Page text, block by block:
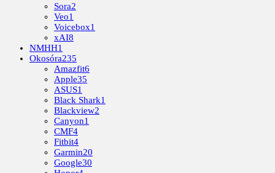
Sora2
Veo1
Voicebox1
xAI8
NMHH1
Okosóra235
Amazfit6
Apple35
ASUS1
Black Shark1
Blackview2
Canyon1
CMF4
Fitbit4
Garmin20
Google30